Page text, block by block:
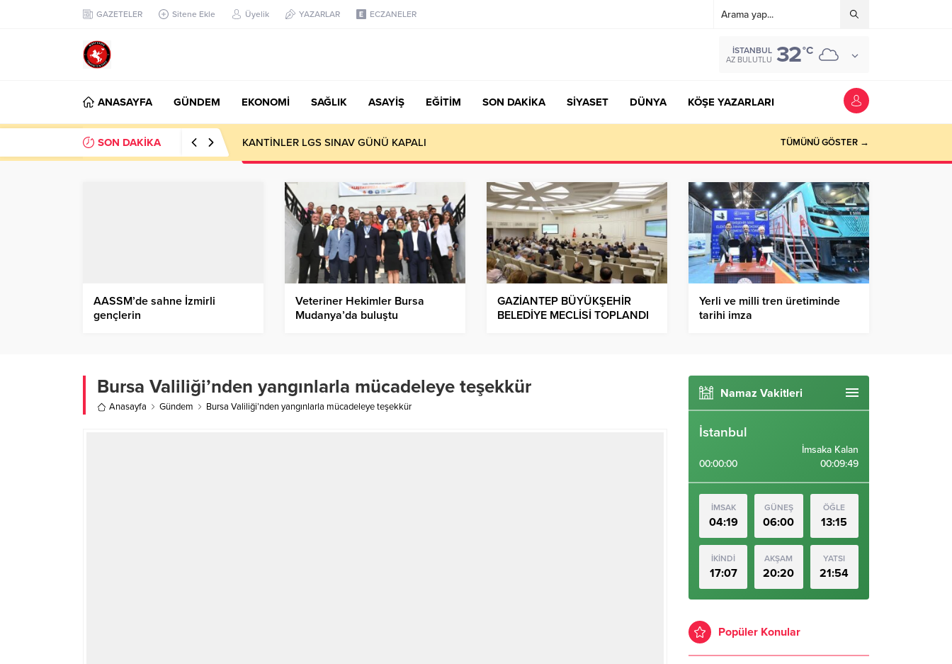
GAZETELER Sitene Ekle Üyelik YAZARLAR ECZANELER
İSTANBUL
AZ BULUTLU 32°C
ANASAYFA GÜNDEM EKONOMİ SAĞLIK ASAYİŞ EĞİTİM SON DAKİKA SİYASET DÜNYA KÖŞE YAZARLARI
SON DAKİKA KANTİNLER LGS SINAV GÜNÜ KAPALI TÜMÜNÜ GÖSTER →
AASSM’de sahne İzmirli
gençlerin
Veteriner Hekimler Bursa
Mudanya’da buluştu
GAZİANTEP BÜYÜKŞEHİR
BELEDİYE MECLİSİ TOPLANDI
Yerli ve milli tren üretiminde
tarihi imza
Bursa Valiliği’nden yangınlarla mücadeleye teşekkür
Anasayfa Gündem Bursa Valiliği’nden yangınlarla mücadeleye teşekkür
Namaz Vakitleri
İstanbul
00:00:00
İmsaka Kalan
00:09:49
İMSAK
04:19
GÜNEŞ
06:00
ÖĞLE
13:15
İKİNDİ
17:07
AKŞAM
20:20
YATSI
21:54
Popüler Konular